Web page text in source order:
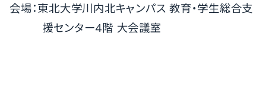
会場：東北大学川内北キャンパス 教育・学生総合支
援センター4階 大会議室